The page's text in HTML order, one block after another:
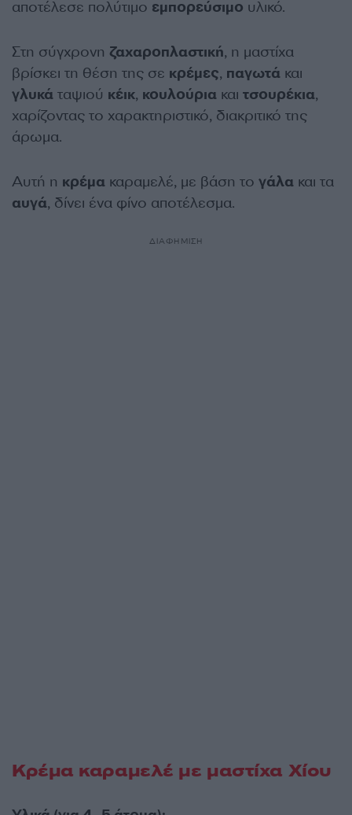
αποτέλεσε πολύτιμο εμπορεύσιμο υλικό.
Στη σύγχρονη ζαχαροπλαστική, η μαστίχα
βρίσκει τη θέση της σε κρέμες, παγωτά και
γλυκά ταψιού κέικ, κουλούρια και τσουρέκια,
χαρίζοντας το χαρακτηριστικό, διακριτικό της
άρωμα.
Αυτή η κρέμα καραμελέ, με βάση το γάλα και τα
αυγά, δίνει ένα φίνο αποτέλεσμα.
ΔΙΑΦΗΜΙΣΗ
Κρέμα καραμελέ με μαστίχα Χίου